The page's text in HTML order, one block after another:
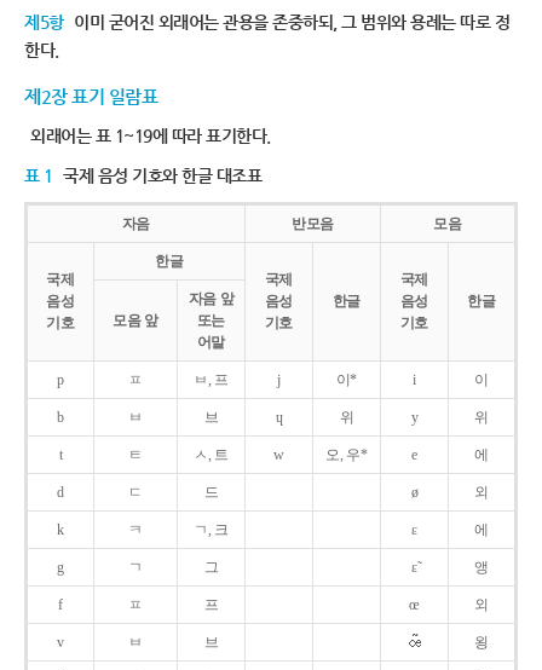
제5항 이미 굳어진 외래어는 관용을 존중하되, 그 범위와 용례는 따로 정
한다.
제2장 표기 일람표
외래어는 표 1~19에 따라 표기한다.
표 1 국제 음성 기호와 한글 대조표
자음 반모음 모음
국제
음성
기호
한글
국제
음성
기호
한글
국제
음성
기호
한글
모음 앞
자음 앞
또는
어말
p ㅍ ㅂ, 프 j 이* i 이
b ㅂ 브 ɥ 위 y 위
t ㅌ ㅅ, 트 w 오, 우* e 에
d ㄷ 드 ø 외
k ㅋ ㄱ, 크 ɛ 에
g ㄱ 그 ɛ̃ 앵
f ㅍ 프 œ 외
v ㅂ 브 욍